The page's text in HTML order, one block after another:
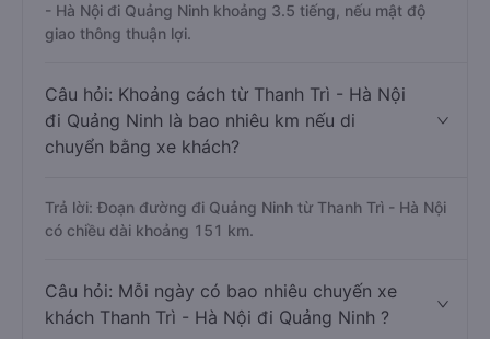
- Hà Nội đi Quảng Ninh khoảng 3.5 tiếng, nếu mật độ
giao thông thuận lợi.
Câu hỏi: Khoảng cách từ Thanh Trì - Hà Nội
đi Quảng Ninh là bao nhiêu km nếu di
chuyển bằng xe khách?
Trả lời: Đoạn đường đi Quảng Ninh từ Thanh Trì - Hà Nội
có chiều dài khoảng 151 km.
Câu hỏi: Mỗi ngày có bao nhiêu chuyến xe
khách Thanh Trì - Hà Nội đi Quảng Ninh ?